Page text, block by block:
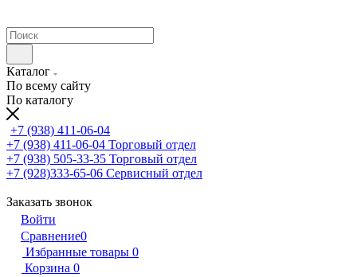
Каталог
По всему сайту
По каталогу
+7 (938) 411-06-04
+7 (938) 411-06-04 Торговый отдел
+7 (938) 505-33-35 Торговый отдел
+7 (928)333-65-06 Сервисный отдел
Заказать звонок
Войти
Сравнение0
Избранные товары 0
Корзина 0